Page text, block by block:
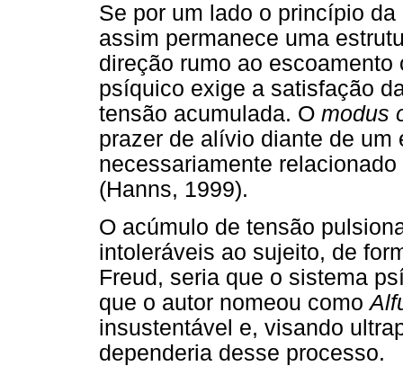
Se por um lado o princípio
assim permanece uma
direção rumo ao
psíquico exige a satisfação
tensão acumulada. O modus
prazer de alívio diante de
necessariamente
(Hanns, 1999).
O acúmulo de tensão
intoleráveis ao sujeito, de
Freud, seria que o sistema
que o autor nomeou como
insustentável e, visando
dependeria desse processo.